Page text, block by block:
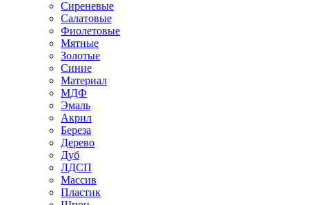
Сиреневые
Салатовые
Фиолетовые
Мятные
Золотые
Синие
Материал
МДФ
Эмаль
Акрил
Береза
Дерево
Дуб
ЛДСП
Массив
Пластик